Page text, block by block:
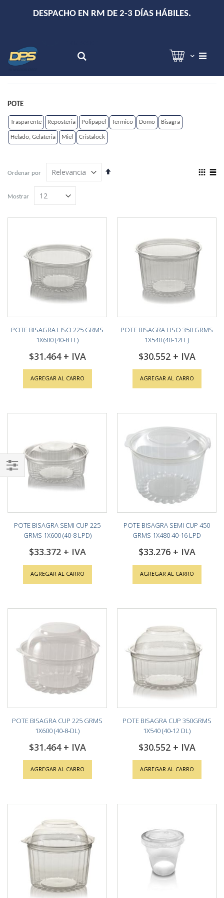
DESPACHO EN RM DE 2-3 DÍAS HÁBILES.
Ordenar por
Establecer
View
Mostrar
POTE BISAGRA LISO 225 GRMS
1X600 (40-8 FL)
$31.464
AGREGAR AL CARRO
POTE BISAGRA LISO 350 GRMS
1X540 (40-12FL)
$30.552
AGREGAR AL CARRO
POTE BISAGRA SEMI CUP 225
GRMS 1X600 (40-8 LPD)
$33.372
AGREGAR AL CARRO
POTE BISAGRA SEMI CUP 450
GRMS 1X480 40-16 LPD
$33.276
AGREGAR AL CARRO
POTE BISAGRA CUP 225 GRMS
1X600 (40-8-DL)
$31.464
AGREGAR AL CARRO
POTE BISAGRA CUP 350GRMS
1X540 (40-12 DL)
$30.552
AGREGAR AL CARRO
POTE
Trasparente Reposteria Polipapel Termico Domo Bisagra
Helado, Gelateria Miel Cristalock
Shop